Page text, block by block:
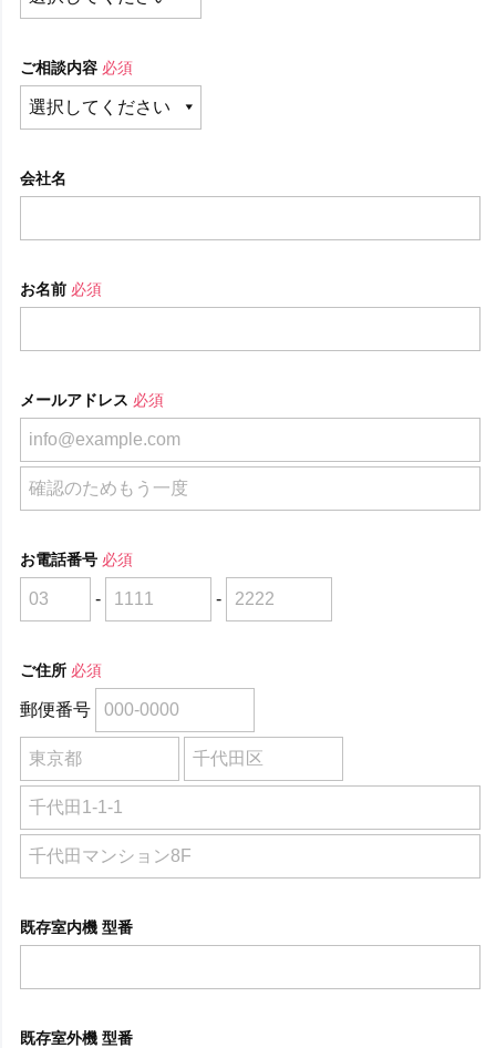
ご相談内容 必須
会社名
お名前 必須
メールアドレス 必須
お電話番号 必須
- -
ご住所 必須
郵便番号
既存室内機 型番
既存室外機 型番